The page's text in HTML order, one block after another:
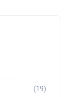
(19)